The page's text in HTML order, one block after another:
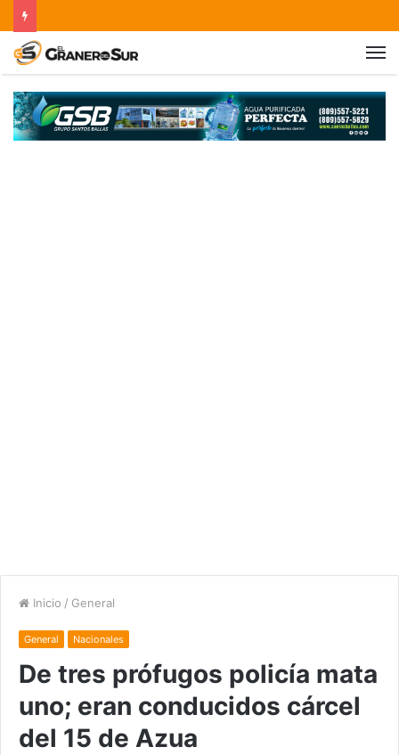
Inicio / General
General Nacionales
De tres prófugos policía mata
uno; eran conducidos cárcel
del 15 de Azua